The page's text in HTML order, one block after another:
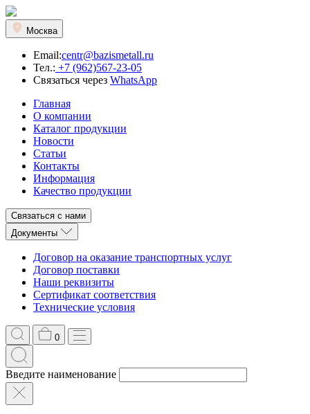
Москва
Email:centr@bazismetall.ru
Тел.: +7 (962)567-23-05
Связаться через WhatsApp
Главная
О компании
Каталог продукции
Новости
Статьи
Контакты
Информация
Качество продукции
Связаться с нами
Документы
Договор на оказание транспортных услуг
Договор поставки
Наши реквизиты
Сертификат соответствия
Технические условия
0
Введите наименование